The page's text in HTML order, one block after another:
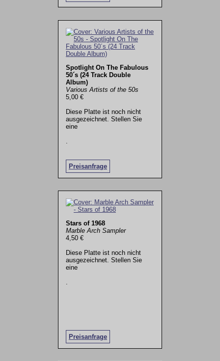
Spotlight On The Fabulous
50´s (24 Track Double
Album)
Various Artists of the 50s
5,00 €
Diese Platte ist noch nicht
ausgezeichnet. Stellen Sie
eine
Preisanfrage
Stars of 1968
Marble Arch Sampler
4,50 €
Diese Platte ist noch nicht
ausgezeichnet. Stellen Sie
eine
Preisanfrage
.